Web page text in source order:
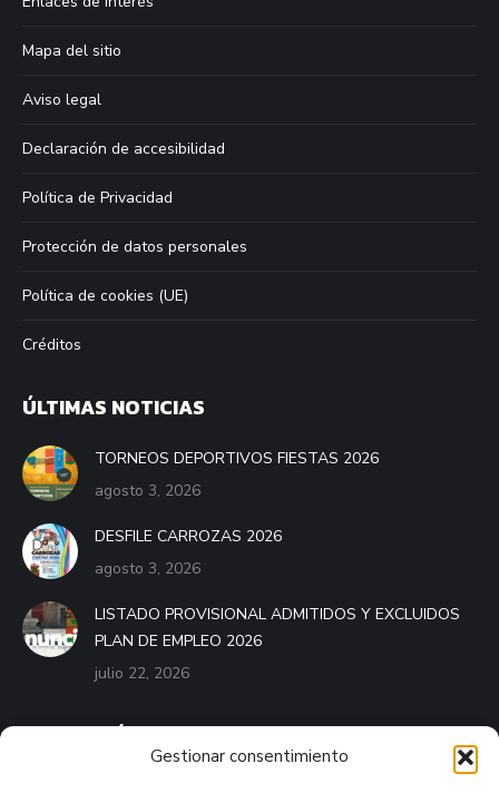
Gestionar consentimiento
new
window
new
window
new
window
new
Mapa del sitio
Aviso legal
Declaración de accesibilidad
Política de Privacidad
Protección de datos personales
Política de cookies (UE)
Créditos
ÚLTIMAS NOTICIAS
TORNEOS DEPORTIVOS FIESTAS 2026
agosto 3, 2026
DESFILE CARROZAS 2026
agosto 3, 2026
LISTADO PROVISIONAL ADMITIDOS Y EXCLUIDOS
PLAN DE EMPLEO 2026
julio 22, 2026
BANDO MÓVIL